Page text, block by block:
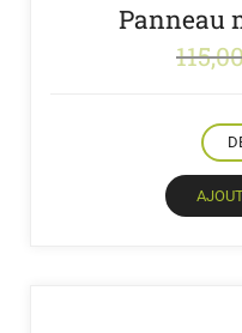
Panneau